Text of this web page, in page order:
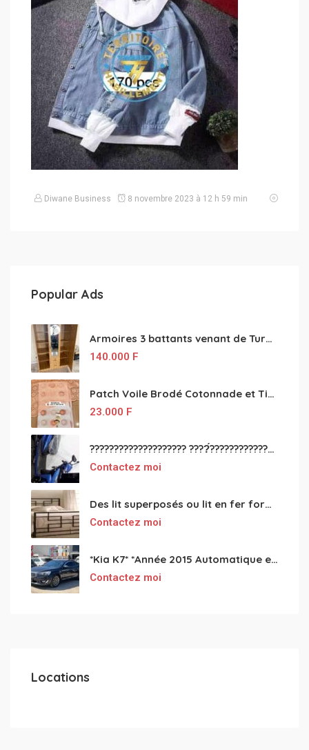
Diwane Business 8 novembre 2023 à 12 h 59 min
Popular Ads
Armoires 3 battants venant de Turquie disponibles
140.000 F
Patch Voile Brodé Cotonnade et Tinu Minu de l’Inde ???????? ????
23.000 F
???????????????????? ????́???????????????????????????????????????? à vendre
Contactez moi
Des lit superposés ou lit en fer forgé grande classes disponible
Contactez moi
*Kia K7* *Année 2015 Automatique essence ⛽️ 4 cylindres 2.0
Contactez moi
Locations